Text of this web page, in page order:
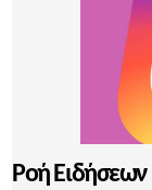
Ροή Ειδήσεων